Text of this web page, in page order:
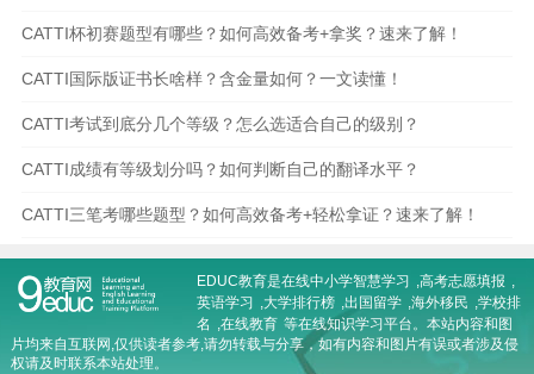
CATTI杯初赛题型有哪些？如何高效备考+拿奖？速来了解！
CATTI国际版证书长啥样？含金量如何？一文读懂！
CATTI考试到底分几个等级？怎么选适合自己的级别？
CATTI成绩有等级划分吗？如何判断自己的翻译水平？
CATTI三笔考哪些题型？如何高效备考+轻松拿证？速来了解！
EDUC教育是在线中小学智慧学习 ,高考志愿填报 ,
英语学习
,大学排行榜 ,出国留学 ,海外移民 ,学校排
名 ,在线教育 等在线知识学习平台。本站内容和图
片均来自互联网,仅供读者参考,请勿转载与分享，如有内容和图片有误或者涉及侵
权请及时联系本站处理。